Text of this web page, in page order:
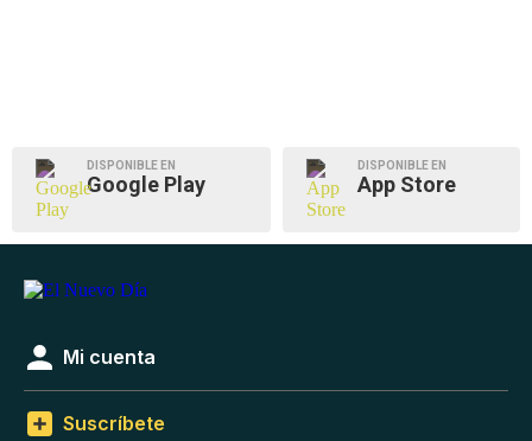
DISPONIBLE EN
Google Play
DISPONIBLE EN
App Store
Mi cuenta
Suscríbete